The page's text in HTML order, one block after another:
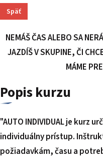
PRE FIRMY
PODUJATIA 2026
Späť
NEMÁŠ ČAS ALEBO SA
JAZDÍŠ V SKUPINE, ČI
MÁME
Popis kurzu
"AUTO INDIVIDUAL je kurz
individuálny prístup.
požiadavkám, času a